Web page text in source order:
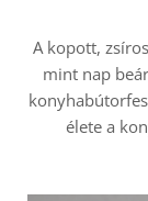
A kopott,
mint nap
élete a